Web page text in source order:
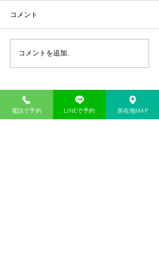
7/22 デバスズメダイ爆発
コメント
コメントを追加…
予約・お問い合わせ
電話で予約 LINEで予約 所在地MAP